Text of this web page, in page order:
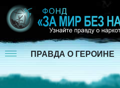
ПРАВДА О ГЕРОИНЕ